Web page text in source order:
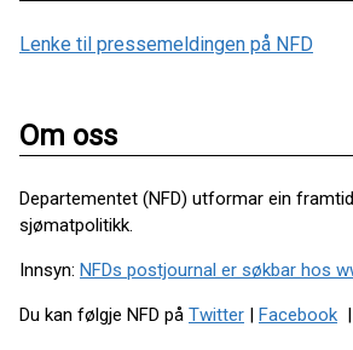
Lenke til pressemeldingen på NFD
Om oss
Departementet (NFD) utformar ein
sjømatpolitikk.
Innsyn: NFDs postjournal er søkbar hos
Du kan følgje NFD på Twitter | Facebook |